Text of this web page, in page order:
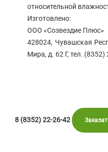
относительной
Изготовлено:
ООО «Созвездие Плюс»
428024, Чувашская
Мира, д. 62 Г, тел. (8352)
8 (8352) 22-26-42